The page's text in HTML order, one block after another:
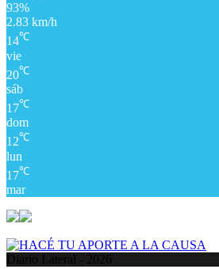
93%
2.83 km/h
14℃
vie
20℃
sáb
17℃
dom
12℃
lun
17℃
mar
Diario Lateral - 2026